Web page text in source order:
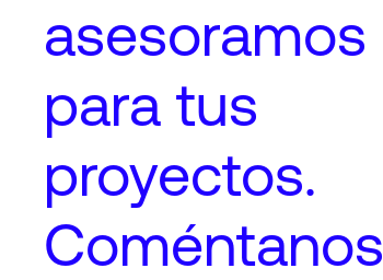
asesoramos
para tus
proyectos.
Coméntanos